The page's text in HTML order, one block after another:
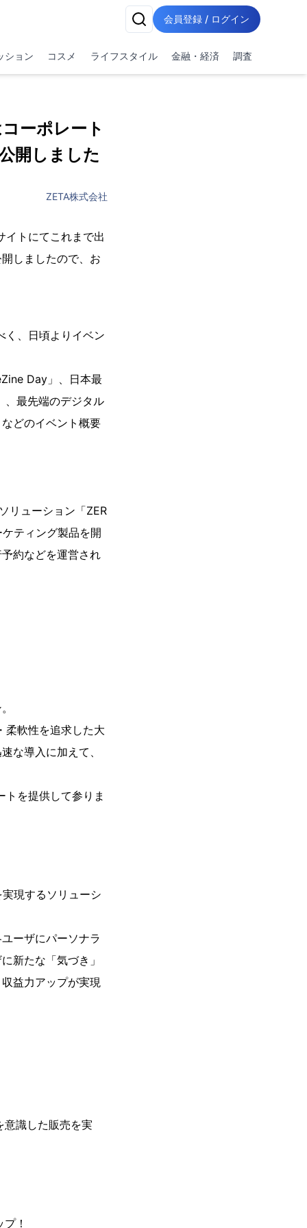
会員登録 / ログイン
ション コスメ ライフスタイル 金融・経済 調査
ーポレート
開しました
ZETA株式会社
イトにてこれまで出
しましたので、お
く、日頃よりイベン
Day」、日本最
、最先端のデジタル
どのイベント概要
リューション「ZER
ティング製品を開
約などを運営され
柔軟性を追求した大
な導入に加えて、
を提供して参りま
現するソリューシ
ーザにパーソナラ
新たな「気づき」
益力アップが実現
識した販売を実
！